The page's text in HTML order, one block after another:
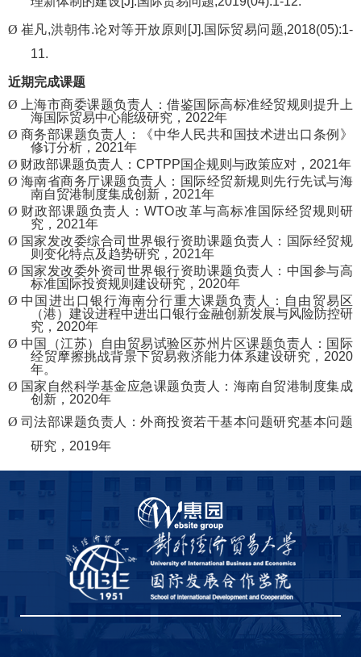
Ø 崔凡,洪朝伟.论对等开放原则 [J].国际贸易问题,2018(05):1-
11.
近期完成课题
Ø
上海市商委课题负责人：借鉴国际高标准经贸规则提升上
海国际贸易中心能级研究， 2022年
Ø 商务部课题负责人：《中华人民共和国技术进出口条例》
修订分析， 2021年
Ø 财政部课题负责人： CPTPP国企规则与政策应对， 2021年
Ø 海南省商务厅课题负责人：国际经贸新规则先行先试与海
南自贸港制度集成创新， 2021年
Ø 财政部课题负责人：WTO改革与高标准国际经贸规则研
究， 2021年
Ø 国家发改委综合司世界银行资助课题负责人：国际经贸规
则变化特点及趋势研究， 2021年
Ø 国家发改委外资司世界银行资助课题负责人：中国参与高
标准国际投资规则建设研究， 2020年
Ø 中国进出口银行海南分行重大课题负责人：自由贸易区
（港）建设进程中进出口银行金融创新发展与风险防控研
究， 2020年
Ø 中国（江苏）自由贸易试验区苏州片区课题负责人：国际
经贸摩擦挑战背景下贸易救济能力体系建设研究， 2020
年。
Ø 国家自然科学基金应急课题负责人：海南自贸港制度集成
创新， 2020年
Ø 司法部课题负责人：外商投资若干基本问题研究基本问题
研究， 2019年